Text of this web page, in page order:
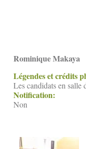
Rominique Makaya
Légendes et crédits
Les candidats en salle
Notification:
Non